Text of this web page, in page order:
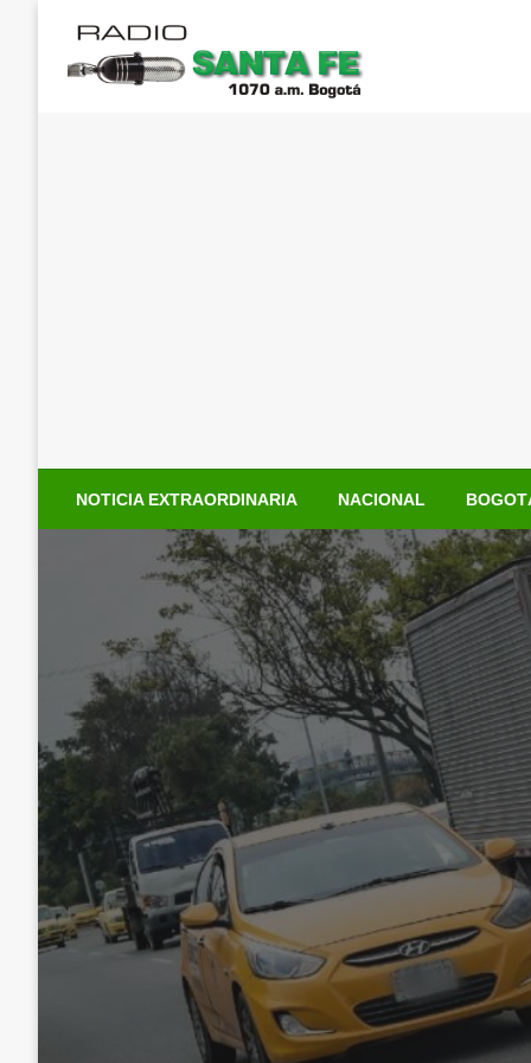
contenido
NOTICIA EXTRAORDINARIA NACIONAL